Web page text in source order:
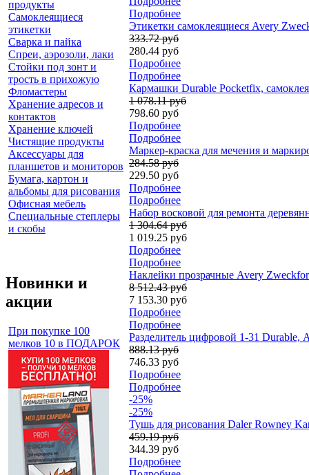
продукты
Самоклеящиеся
этикетки
Сварка и пайка
Спреи, аэрозоли, лаки
Стойки под зонт и
трость в прихожую
Фломастеры
Хранение адресов и
контактов
Хранение ключей
Чистящие продукты
Аксессуары для
планшетов и мониторов
Бумага, картон и
альбомы для рисования
Офисная мебель
Специальные степлеры
и скобы
Новинки и
акции
При покупке 100
мелков 10 в ПОДАРОК
Подробнее
Этикетки самоклеящиеся Avery
333.72 руб
280.44 руб
Подробнее
Подробнее
Кармашки Durable Pocketfix,
1 078.11 руб
798.60 руб
Подробнее
Подробнее
Маркер-краска для мечения и
284.58 руб
229.50 руб
Подробнее
Подробнее
Набор восковой для ремонта
1 304.64 руб
1 019.25 руб
Подробнее
Подробнее
Наклейки прозрачные Avery
8 512.43 руб
7 153.30 руб
Подробнее
Подробнее
Разделитель цифровой 1-31 Durable,
888.13 руб
746.33 руб
Подробнее
Подробнее
-25%
-25%
Тушь для рисования Daler Rowney
459.19 руб
344.39 руб
Подробнее